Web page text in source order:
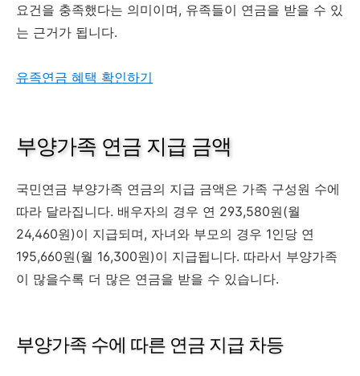
요건을 충족했다는 의미이며, 유족들이 연금을 받을 수 있
는 근거가 됩니다.
유족연금 혜택 확인하기
부양가족 연금 지급 금액
국민연금 부양가족 연금의 지급 금액은 가족 구성원 수에
따라 달라집니다. 배우자의 경우 연 293,580원(월
24,460원)이 지급되며, 자녀와 부모의 경우 1인당 연
195,660원(월 16,300원)이 지급됩니다. 따라서 부양가족
이 많을수록 더 많은 연금을 받을 수 있습니다.
부양가족 수에 따른 연금 지급 차등